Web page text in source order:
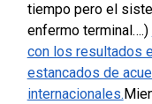
tiempo pero el
enfermo terminal….)
con los resultados
estancados de
internacionales.